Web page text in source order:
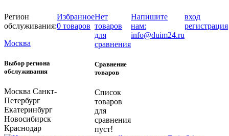
Регион
обслуживания:
Москва
Выбор региона
обслуживания
Москва Санкт-
Петербург
Екатеринбург
Новосибирск
Краснодар
Избранное
0 товаров
Нет
товаров
для
сравнения
Сравнение
товаров
Список
товаров
для
сравнения
пуст!
Напишите
нам:
info@duim24.ru
вход
регистрация